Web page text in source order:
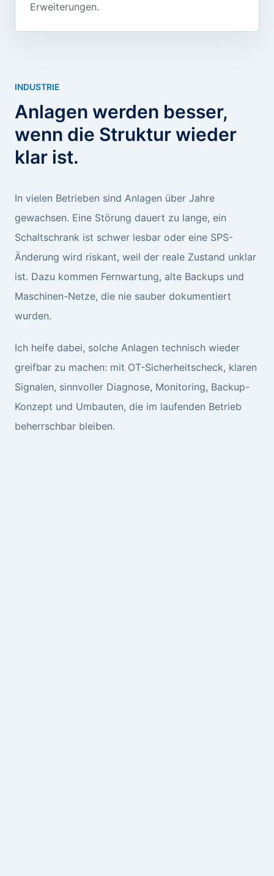
Erweiterungen.
INDUSTRIE
Anlagen werden besser,
wenn die Struktur wieder
klar ist.
In vielen Betrieben sind Anlagen über Jahre
gewachsen. Eine Störung dauert zu lange, ein
Schaltschrank ist schwer lesbar oder eine SPS-
Änderung wird riskant, weil der reale Zustand unklar
ist. Dazu kommen Fernwartung, alte Backups und
Maschinen-Netze, die nie sauber dokumentiert
wurden.
Ich helfe dabei, solche Anlagen technisch wieder
greifbar zu machen: mit OT-Sicherheitscheck, klaren
Signalen, sinnvoller Diagnose, Monitoring, Backup-
Konzept und Umbauten, die im laufenden Betrieb
beherrschbar bleiben.